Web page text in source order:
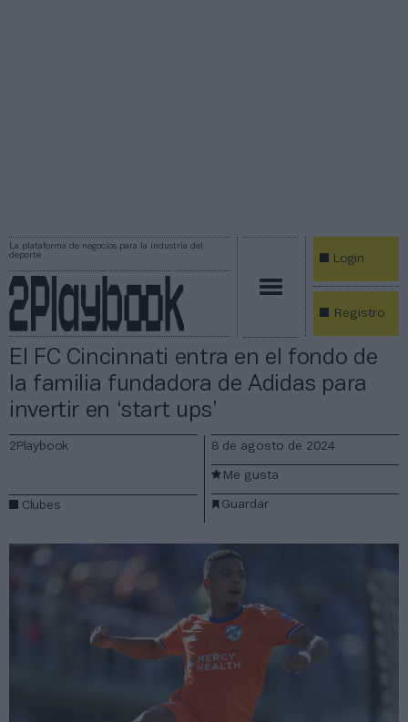
La plataforma de negocios para la industria del
deporte
Login
Registro
El FC Cincinnati entra en el fondo de
la familia fundadora de Adidas para
invertir en ‘start ups’
2Playbook
Clubes
8 de agosto de 2024
Guardar
Me gusta